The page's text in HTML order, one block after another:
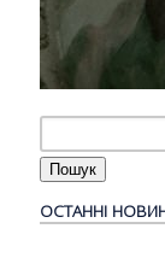
ОСТАННІ